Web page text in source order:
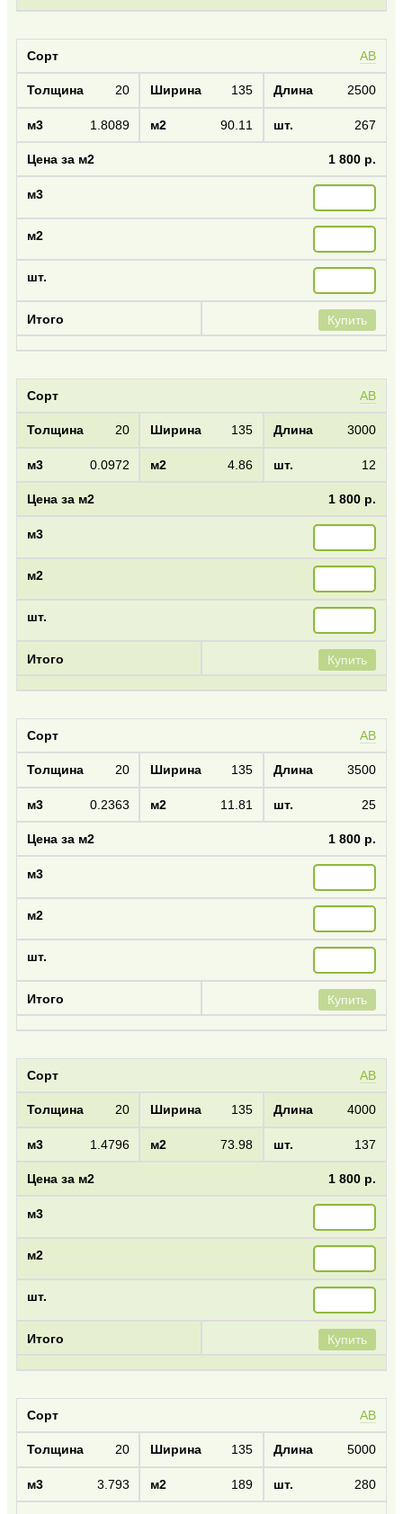
AB
20 135 2500
1.8089 90.11 267
1 800 р.
Купить
AB
20 135 3000
0.0972 4.86 12
1 800 р.
Купить
AB
20 135 3500
0.2363 11.81 25
1 800 р.
Купить
AB
20 135 4000
1.4796 73.98 137
1 800 р.
Купить
AB
20 135 5000
3.793 189 280